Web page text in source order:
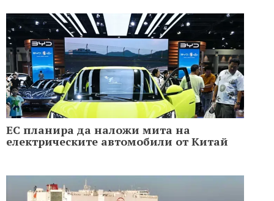
ЕС планира да наложи мита на
електрическите автомобили от Китай